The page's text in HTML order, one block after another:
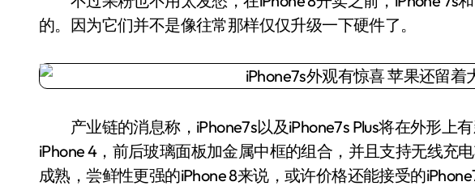
的。因为它们并不是像往常那样仅仅升级一下硬件了。
产业链的消息称，iPhone7s以及iPhone7s Plus将在外形上
iPhone 4，前后玻璃面板加金属中框的组合，并且支持无线充
成熟，尝鲜性更强的iPhone 8来说，或许价格还能接受的